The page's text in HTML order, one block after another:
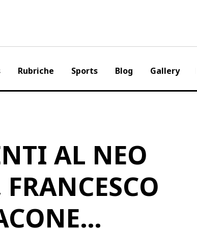
Rubriche Sports Blog Gallery
AL NEO